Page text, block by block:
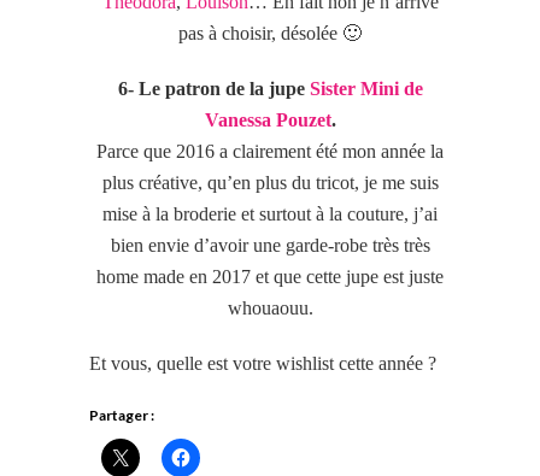
pas à choisir, désolée 🙂
6- Le patron de la jupe Sister Mini de
Vanessa Pouzet.
Parce que 2016 a clairement été mon année la
plus créative, qu’en plus du tricot, je me suis
mise à la broderie et surtout à la couture, j’ai
bien envie d’avoir une garde-robe très très
home made en 2017 et que cette jupe est juste
whouaouu.
Et vous, quelle est votre wishlist cette année ?
Partager :